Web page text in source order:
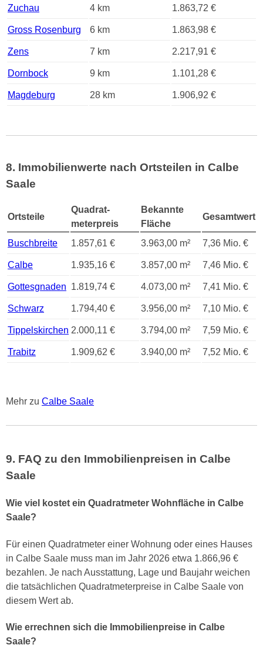
Zuchau 4 km 1.863,72 €
Gross Rosenburg 6 km 1.863,98 €
Zens 7 km 2.217,91 €
Dornbock 9 km 1.101,28 €
Magdeburg 28 km 1.906,92 €
8. Immobilienwerte nach Ortsteilen in Calbe
Saale
Ortsteile
Quadrat-
meterpreis
Bekannte
Fläche
Gesamtwert
Buschbreite 1.857,61 € 3.963,00 m² 7,36 Mio. €
Calbe 1.935,16 € 3.857,00 m² 7,46 Mio. €
Gottesgnaden 1.819,74 € 4.073,00 m² 7,41 Mio. €
Schwarz 1.794,40 € 3.956,00 m² 7,10 Mio. €
Tippelskirchen 2.000,11 € 3.794,00 m² 7,59 Mio. €
Trabitz 1.909,62 € 3.940,00 m² 7,52 Mio. €
Mehr zu Calbe Saale
9. FAQ zu den Immobilienpreisen in Calbe
Saale
Wie viel kostet ein Quadratmeter Wohnfläche in Calbe
Saale?
Für einen Quadratmeter einer Wohnung oder eines Hauses
in Calbe Saale muss man im Jahr 2026 etwa 1.866,96 €
bezahlen. Je nach Ausstattung, Lage und Baujahr weichen
die tatsächlichen Quadratmeterpreise in Calbe Saale von
diesem Wert ab.
Wie errechnen sich die Immobilienpreise in Calbe
Saale?